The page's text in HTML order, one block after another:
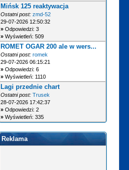
Mińsk 125 reaktywacja
Ostatni post: zmd-52
29-07-2026 12:50:32
»Odpowiedzi: 3
»Wyświetleń: 509
ROMET OGAR 200 ale w wers...
Ostatni post: romek
29-07-2026 06:15:21
»Odpowiedzi: 6
»Wyświetleń: 1110
Lagi przednie chart
Ostatni post: Trusek
28-07-2026 17:42:37
»Odpowiedzi: 2
»Wyświetleń: 335
Reklama